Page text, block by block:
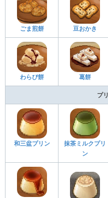
ごま煎餅 豆おかき
わらび餅 葛餅
プ
和三盆プリン
抹茶ミルクプリ
ン